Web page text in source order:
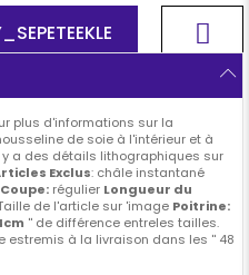
plus d'informations sur la
de soie à l'intérieur et à
y a des détails lithographiques sur
Exclus: châle instantané
Coupe: régulier Longueur du
de l'article sur 'image Poitrine:
'' de différence entreles tailles.
estremis à la livraison dans les '' 48